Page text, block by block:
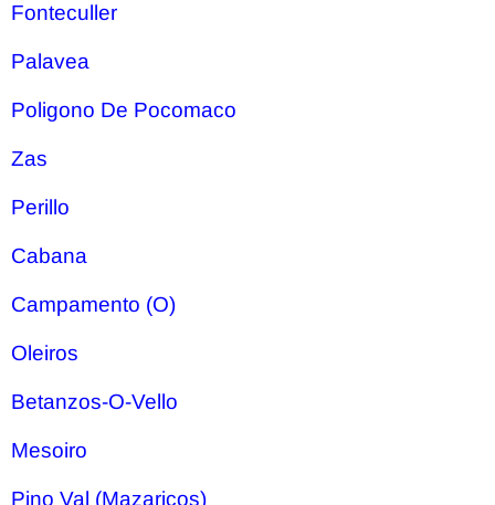
Fonteculler
Palavea
Poligono De Pocomaco
Zas
Perillo
Cabana
Campamento (O)
Oleiros
Betanzos-O-Vello
Mesoiro
Pino Val (Mazaricos)